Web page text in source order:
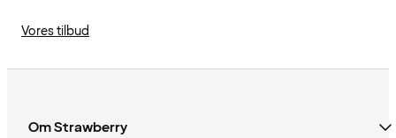
Vores tilbud
Om Strawberry